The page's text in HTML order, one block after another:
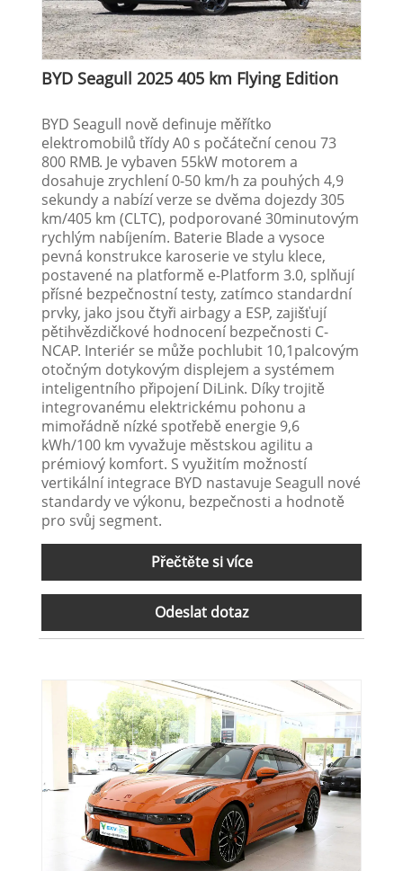
BYD Seagull 2025 405 km Flying Edition
BYD Seagull nově definuje měřítko
elektromobilů třídy A0 s počáteční cenou 73
800 RMB. Je vybaven 55kW motorem a
dosahuje zrychlení 0-50 km/h za pouhých 4,9
sekundy a nabízí verze se dvěma dojezdy 305
km/405 km (CLTC), podporované 30minutovým
rychlým nabíjením. Baterie Blade a vysoce
pevná konstrukce karoserie ve stylu klece,
postavené na platformě e-Platform 3.0, splňují
přísné bezpečnostní testy, zatímco standardní
prvky, jako jsou čtyři airbagy a ESP, zajišťují
pětihvězdičkové hodnocení bezpečnosti C-
NCAP. Interiér se může pochlubit 10,1palcovým
otočným dotykovým displejem a systémem
inteligentního připojení DiLink. Díky trojitě
integrovanému elektrickému pohonu a
mimořádně nízké spotřebě energie 9,6
kWh/100 km vyvažuje městskou agilitu a
prémiový komfort. S využitím možností
vertikální integrace BYD nastavuje Seagull nové
standardy ve výkonu, bezpečnosti a hodnotě
pro svůj segment.
Přečtěte si více
Odeslat dotaz